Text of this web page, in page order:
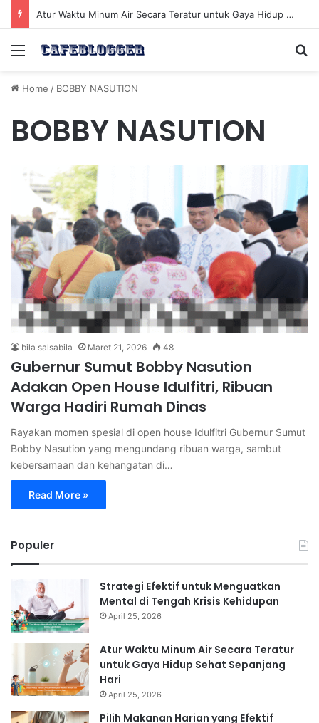
Atur Waktu Minum Air Secara Teratur untuk Gaya Hidup Sehat Sepanjang Hari
Menu
Home / BOBBY NASUTION
BOBBY NASUTION
bila salsabila Maret 21, 2026 48
Gubernur Sumut Bobby Nasution
Adakan Open House Idulfitri, Ribuan
Warga Hadiri Rumah Dinas
Rayakan momen spesial di open house Idulfitri Gubernur Sumut
Bobby Nasution yang mengundang ribuan warga, sambut
kebersamaan dan kehangatan di…
Read More »
Populer
Strategi Efektif untuk Menguatkan
Mental di Tengah Krisis Kehidupan
April 25, 2026
Atur Waktu Minum Air Secara Teratur
untuk Gaya Hidup Sehat Sepanjang
Hari
April 25, 2026
Pilih Makanan Harian yang Efektif